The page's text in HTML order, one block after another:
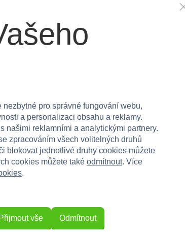
zimní
barevných
pro správné fungování webu,
a personalizaci obsahu a reklamy.
našimi reklamními a analytickými partnery.
zpracováním všech volitelných druhů
blokovat jednotlivé druhy cookies můžete
cookies můžete také odmítnout. Více
.
Odmítnout
Přijmout vše